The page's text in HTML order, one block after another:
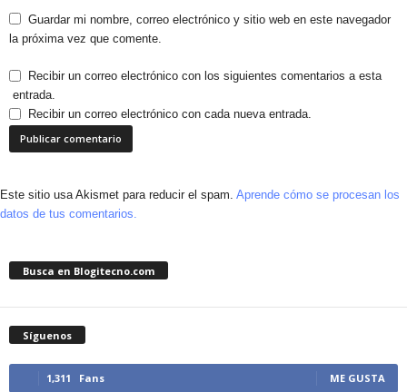
Guardar mi nombre, correo electrónico y sitio web en este navegador
la próxima vez que comente.
Recibir un correo electrónico con los siguientes comentarios a esta
entrada.
Recibir un correo electrónico con cada nueva entrada.
Este sitio usa Akismet para reducir el spam. Aprende cómo se procesan los
datos de tus comentarios.
Busca en Blogitecno.com
Síguenos
1,311 Fans ME GUSTA